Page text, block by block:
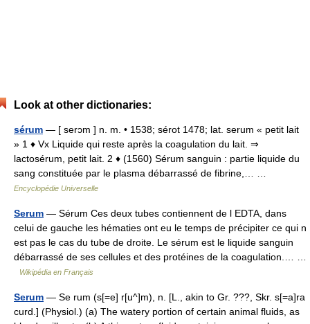
Look at other dictionaries:
sérum — [ serɔm ] n. m. • 1538; sérot 1478; lat. serum « petit lait
» 1 ♦ Vx Liquide qui reste après la coagulation du lait. ⇒
lactosérum, petit lait. 2 ♦ (1560) Sérum sanguin : partie liquide du
sang constituée par le plasma débarrassé de fibrine,… …
Encyclopédie Universelle
Serum — Sérum Ces deux tubes contiennent de l EDTA, dans
celui de gauche les hématies ont eu le temps de précipiter ce qui n
est pas le cas du tube de droite. Le sérum est le liquide sanguin
débarrassé de ses cellules et des protéines de la coagulation.… …
Wikipédia en Français
Serum — Se rum (s[=e] r[u^]m), n. [L., akin to Gr. ???, Skr. s[=a]ra
curd.] (Physiol.) (a) The watery portion of certain animal fluids, as